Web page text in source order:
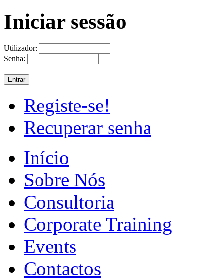
Iniciar sessão
Utilizador:
Senha:
Registe-se!
Recuperar senha
Início
Sobre Nós
Consultoria
Corporate Training
Events
Contactos